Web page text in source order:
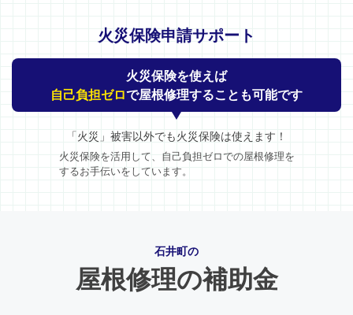
火災保険申請サポート
火災保険を使えば
自己負担ゼロで屋根修理することも可能です
「火災」被害以外でも火災保険は使えます！
火災保険を活用して、自己負担ゼロでの屋根修理を
するお手伝いをしています。
石井町の
屋根修理の補助金